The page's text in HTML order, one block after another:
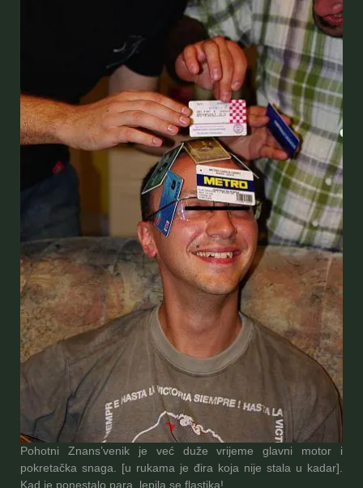
Pohotni Znans’venik je već duže vrijeme glavni motor i
pokretačka snaga. [u rukama je đira koja nije stala u kadar].
Kad je ponestalo para, lepila se flastika!